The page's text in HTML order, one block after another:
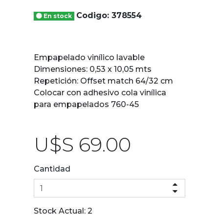
En stock Codigo: 378554
Empapelado vinílico lavable
Dimensiones: 0,53 x 10,05 mts
Repetición: Offset match 64/32 cm
Colocar con adhesivo cola vinílica
para empapelados 760-45
U$S 69.00
Cantidad
Stock Actual: 2